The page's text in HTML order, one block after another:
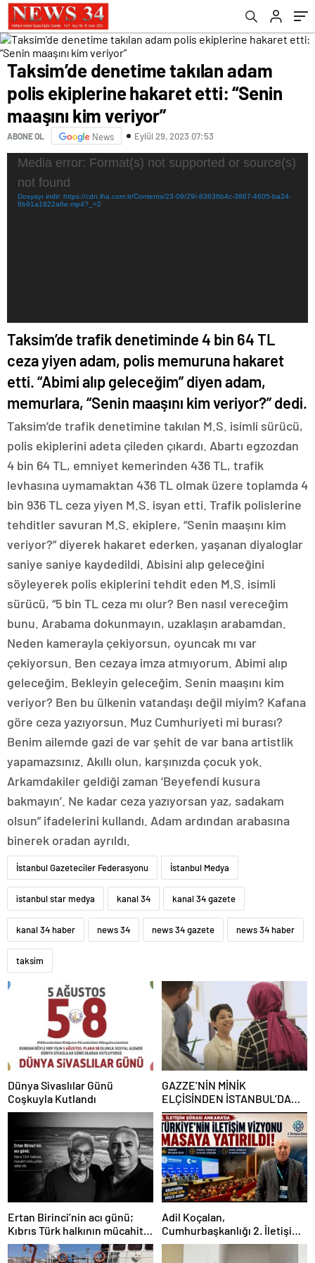
veriyor”
Taksim’de denetime takılan adam
polis ekiplerine hakaret etti: “Senin
maaşını kim veriyor”
ABONE OL News Eylül 29, 2023 07:53
Video
Media error: Format(s) not supported or source(s)
not found
Dosyayı indir: https://cdn.iha.com.tr/Contents/23-09/29/-83636b4c-3867-4605-ba24-
6b91a1822a6e.mp4?_=2
Taksim’de trafik denetiminde 4 bin 64 TL
ceza yiyen adam, polis memuruna hakaret
etti. “Abimi alıp geleceğim” diyen adam,
memurlara, “Senin maaşını kim veriyor?” dedi.
Taksim’de trafik denetimine takılan M.S. isimli sürücü,
polis ekiplerini adeta çileden çıkardı. Abartı egzozdan
4 bin 64 TL, emniyet kemerinden 436 TL, trafik
levhasına uymamaktan 436 TL olmak üzere toplamda 4
bin 936 TL ceza yiyen M.S. isyan etti. Trafik polislerine
tehditler savuran M.S. ekiplere, “Senin maaşını kim
veriyor?” diyerek hakaret ederken, yaşanan diyaloglar
saniye saniye kaydedildi. Abisini alıp geleceğini
söyleyerek polis ekiplerini tehdit eden M.S. isimli
sürücü, “5 bin TL ceza mı olur? Ben nasıl vereceğim
bunu. Arabama dokunmayın, uzaklaşın arabamdan.
Neden kamerayla çekiyorsun, oyuncak mı var
çekiyorsun. Ben cezaya imza atmıyorum. Abimi alıp
geleceğim. Bekleyin geleceğim. Senin maaşını kim
veriyor? Ben bu ülkenin vatandaşı değil miyim? Kafana
göre ceza yazıyorsun. Muz Cumhuriyeti mi burası?
Benim ailemde gazi de var şehit de var bana artistlik
yapamazsınız. Akıllı olun, karşınızda çocuk yok.
Arkamdakiler geldiği zaman ‘Beyefendi kusura
bakmayın’. Ne kadar ceza yazıyorsan yaz, sadakam
olsun” ifadelerini kullandı. Adam ardından arabasına
binerek oradan ayrıldı.
İstanbul Gazeteciler Federasyonu İstanbul Medya
istanbul star medya kanal 34 kanal 34 gazete
kanal 34 haber news 34 news 34 gazete news 34 haber
taksim
Dünya Sivaslılar Günü
Coşkuyla Kutlandı
GAZZE’NİN MİNİK
ELÇİSİNDEN İSTANBUL’DA
DUYGUSAL MESAJ: “BURASI
BENİM İKİNCİ EVİM”
Ertan Birinci’nin acı günü;
Kıbrıs Türk halkının mücahit
ruhlu çınarı vefat etti
Adil Koçalan,
Cumhurbaşkanlığı 2. İletişim
Şûrası’na Katıldı